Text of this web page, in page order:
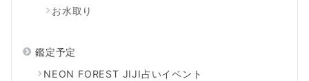
お水取り
鑑定予定
NEON FOREST JIJI占いイベント